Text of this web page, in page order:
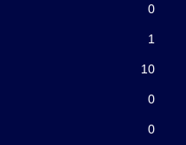
0
1
10
0
0